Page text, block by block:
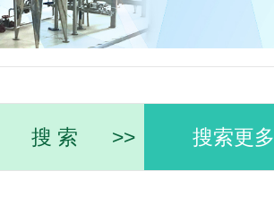
>>
搜 索 搜索更多